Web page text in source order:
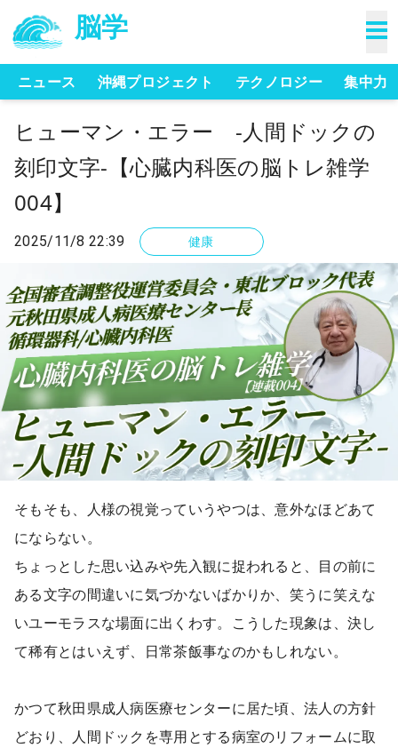
脳学
ニュース 沖縄プロジェクト テクノロジー 集中力
ヒューマン・エラー -人間ドックの
刻印文字-【心臓内科医の脳トレ雑学
004】
2025/11/8 22:39 健康
そもそも、人様の視覚っていうやつは、意外なほどあて
にならない。
ちょっとした思い込みや先入観に捉われると、目の前に
ある文字の間違いに気づかないばかりか、笑うに笑えな
いユーモラスな場面に出くわす。こうした現象は、決し
て稀有とはいえず、日常茶飯事なのかもしれない。
かつて秋田県成人病医療センターに居た頃、法人の方針
どおり、人間ドックを専用とする病室のリフォームに取